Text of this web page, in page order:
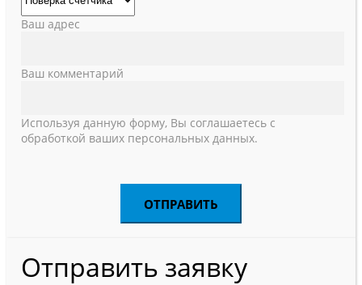
Ваш адрес
Ваш комментарий
Используя данную форму, Вы соглашаетесь с
обработкой ваших персональных данных.
Отправить заявку